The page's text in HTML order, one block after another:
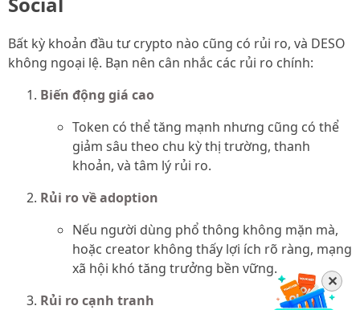
Bất kỳ khoản đầu tư crypto nào cũng có rủi ro, và DESO
không ngoại lệ. Bạn nên cân nhắc các rủi ro chính:
Biến động giá cao
Token có thể tăng mạnh nhưng cũng có thể
giảm sâu theo chu kỳ thị trường, thanh
khoản, và tâm lý rủi ro.
Rủi ro về adoption
Nếu người dùng phổ thông không mặn mà,
hoặc creator không thấy lợi ích rõ ràng, mạng
xã hội khó tăng trưởng bền vững.
Rủi ro cạnh tranh
✕